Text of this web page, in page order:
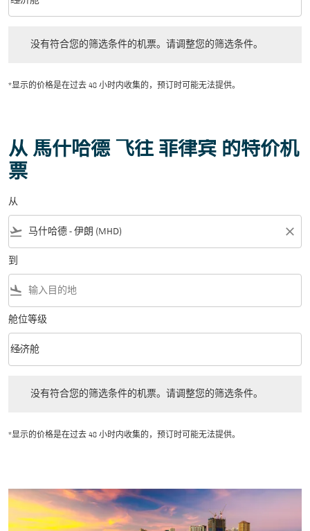
舱位等级 option 经济舱 Selected
没有符合您的筛选条件的机票。请调整您的筛选条件。
*显示的价格是在过去 48 小时内收集的，预订时可能无法提供。
从 馬什哈德 飞往 菲律宾 的特价机
票
从
flight_takeoff close
到
flight_land
舱位等级
舱位等级 option 经济舱 Selected
经济舱
keyboard_arrow_down
没有符合您的筛选条件的机票。请调整您的筛选条件。
*显示的价格是在过去 48 小时内收集的，预订时可能无法提供。